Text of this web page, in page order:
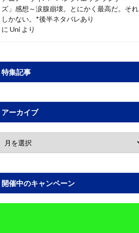
ズ」感想～涙腺崩壊。とにかく最高だ。それ
しかない。*後半ネタバレあり
に Uni より
特集記事
アーカイブ
開催中のキャンペーン